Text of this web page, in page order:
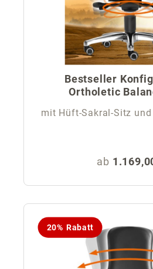
Bestseller
Ortholetic
mit Hüft-Sakral-Sitz und
Regulärer
ab
20% Rabatt